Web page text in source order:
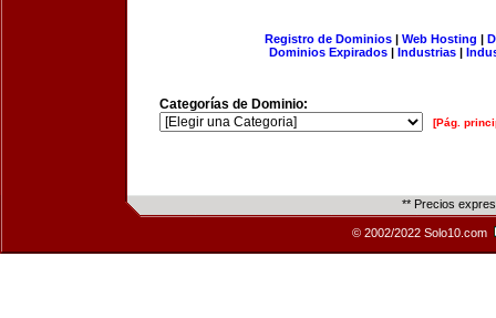
Registro de Dominios| Web Hosting |
Dominios Expirados | Industrias |
Categorías de Dominio:
[Pág.
** Precios
© 2002/2022 Solo10.com